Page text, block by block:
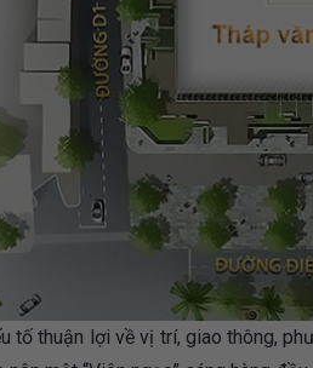
tố thuận lợi về vị trí, giao thông,